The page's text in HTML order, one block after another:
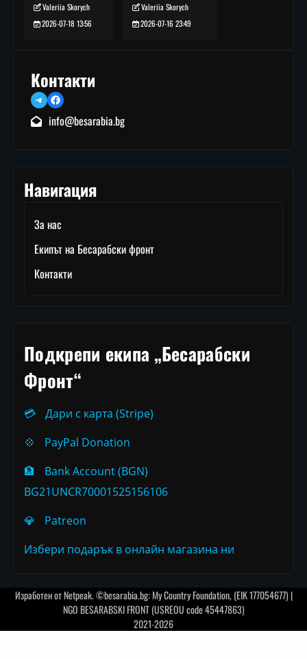
Valeriia Skorych
2026-07-18 13:56
Valeriia Skorych
2026-07-16 23:49
Контакти
TelegramFacebook
info@besarabia.bg
Навигация
За нас
Екипът на Бесарабски фронт
Контакти
Подкрепи екипа „Бесарабски
Фронт“
💳
Дари с карта (Stripe)
💠
PayPal Donation
🏦
Bank Account (BGN)
BG21UNCR70001525156106
💎
Patreon
Избери подарък в онлайн магазина ни
Изработен отNetpeak. ©besarabia.bg: My Country Foundation, (EIK 177054677) |
NGO BESARABSKI FRONT (USREOU code 45447863)
2021-2026